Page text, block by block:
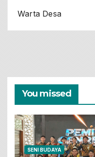
Warta Desa
You missed
SENI BUDAYA